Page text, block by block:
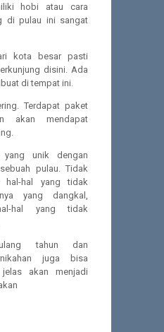
hobi atau cara
di pulau ini sangat
kota besar pasti
disini. Ada
di tempat ini.
Terdapat paket
akan mendapat
yang unik dengan
pulau. Tidak
hal-hal yang tidak
yang dangkal,
hal yang tidak
ulang tahun dan
juga bisa
akan menjadi